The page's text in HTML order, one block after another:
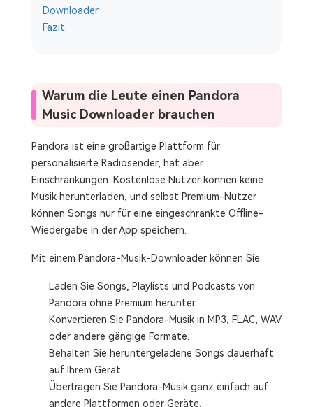
Downloader
Fazit
Warum die Leute einen Pandora
Music Downloader brauchen
Pandora ist eine großartige Plattform für
personalisierte Radiosender, hat aber
Einschränkungen. Kostenlose Nutzer können keine
Musik herunterladen, und selbst Premium-Nutzer
können Songs nur für eine eingeschränkte Offline-
Wiedergabe in der App speichern.
Mit einem Pandora-Musik-Downloader können Sie:
Laden Sie Songs, Playlists und Podcasts von
Pandora ohne Premium herunter.
Konvertieren Sie Pandora-Musik in MP3, FLAC, WAV
oder andere gängige Formate.
Behalten Sie heruntergeladene Songs dauerhaft
auf Ihrem Gerät.
Übertragen Sie Pandora-Musik ganz einfach auf
andere Plattformen oder Geräte.